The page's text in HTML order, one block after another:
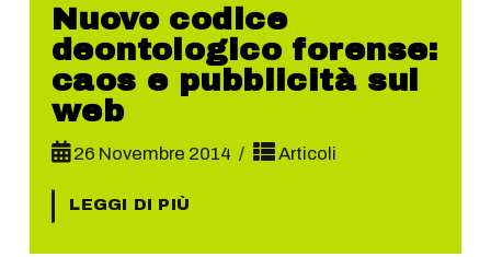
Nuovo codice
deontologico forense:
caos e pubblicità sul
web
26 Novembre 2014 Articoli
LEGGI DI PIÙ